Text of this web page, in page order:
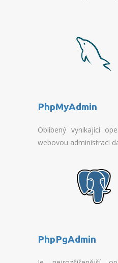
PRICES OF
DOMAIN
CHANGING
PhpMyAdmin
Oblíbený vynikající
webovou administraci
PhpPgAdmin